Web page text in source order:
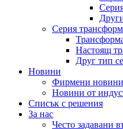
Серия
Настоящ
Друг тип
Новини
Фирмени новини
Новини от
Списък с решения
За нас
Често задавани